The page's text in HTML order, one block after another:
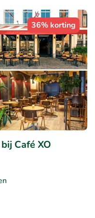
36% korting
Café XO